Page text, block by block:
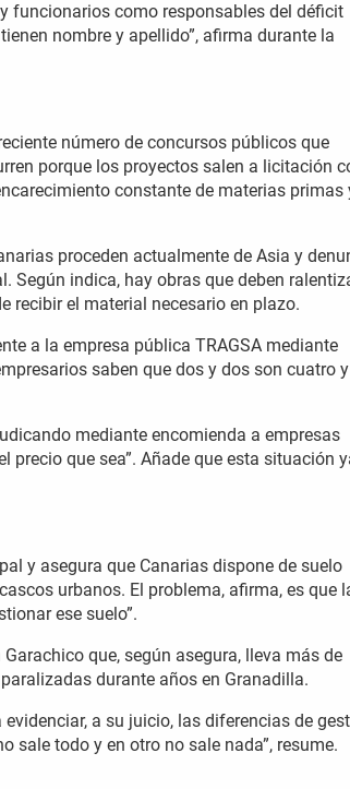
funcionarios como responsables del déficit
nombre y apellido”, afirma durante la
número de concursos públicos que
porque los proyectos salen a licitación
constante de materias primas
proceden actualmente de Asia y
Según indica, hay obras que deben
recibir el material necesario en plazo.
a la empresa pública TRAGSA mediante
saben que dos y dos son cuatro
mediante encomienda a empresas
precio que sea”. Añade que esta situación
y asegura que Canarias dispone de suelo
urbanos. El problema, afirma, es que
ese suelo”.
que, según asegura, lleva más de
durante años en Granadilla.
a su juicio, las diferencias de
sale todo y en otro no sale nada”, resume.